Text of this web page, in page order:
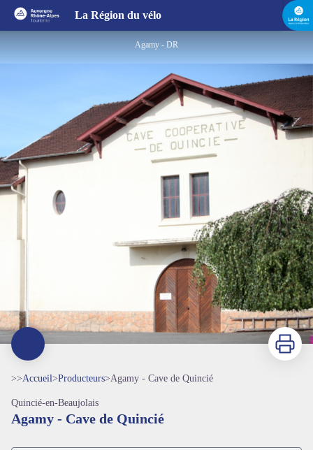
La Région du vélo
Agamy - DR
Imprimer
>>Accueil>Producteurs>Agamy - Cave de Quincié
Quincié-en-Beaujolais
Agamy - Cave de Quincié